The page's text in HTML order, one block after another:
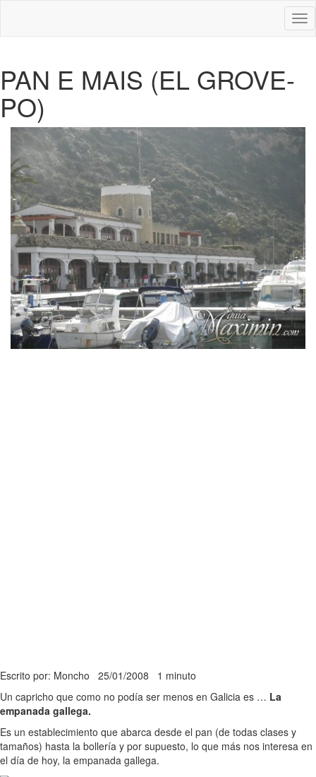
PAN E MAIS (EL GROVE-
PO)
Escrito por: Moncho 25/01/2008 1 minuto
Un capricho que como no podía ser menos en Galicia es … La
empanada gallega.
Es un establecimiento que abarca desde el pan (de todas clases y
tamaños) hasta la bollería y por supuesto, lo que más nos interesa en
el día de hoy, la empanada gallega.